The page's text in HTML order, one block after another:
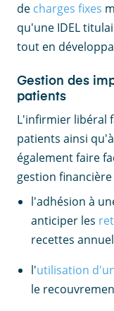
de charges fixes
qu'une IDEL
tout en
Gestion des
patients
L'infirmier libéral
patients ainsi
également faire
gestion
l'adhésion à
anticiper les
recettes
l'utilisation
le